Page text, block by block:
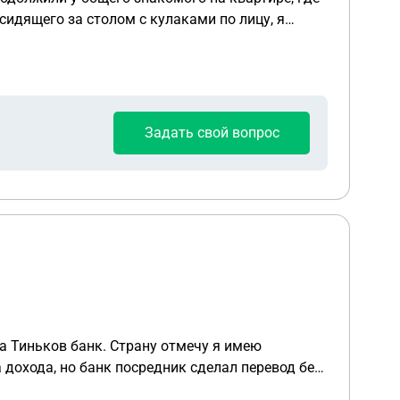
за столом с кулаками по лицу, я
она размазала по всему лицу. Она с
Задать свой вопрос